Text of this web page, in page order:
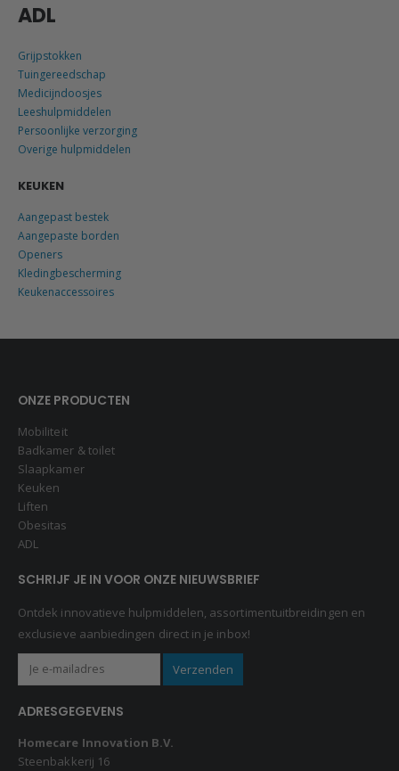
ADL
Grijpstokken
Tuingereedschap
Medicijndoosjes
Leeshulpmiddelen
Persoonlijke verzorging
Overige hulpmiddelen
KEUKEN
Aangepast bestek
Aangepaste borden
Openers
Kledingbescherming
Keukenaccessoires
ONZE PRODUCTEN
Mobiliteit
Badkamer & toilet
Slaapkamer
Keuken
Liften
Obesitas
ADL
SCHRIJF JE IN VOOR ONZE NIEUWSBRIEF
Ontdek innovatieve hulpmiddelen, assortimentuitbreidingen en
exclusieve aanbiedingen direct in je inbox!
ADRESGEGEVENS
Homecare Innovation B.V.
Steenbakkerij 16